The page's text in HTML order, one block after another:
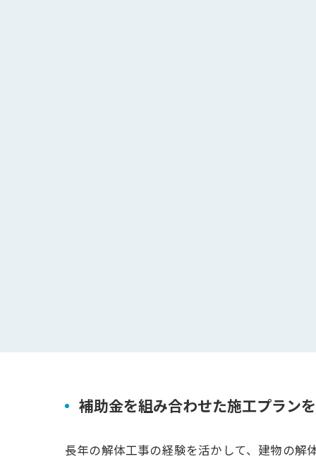
補助金を組み合わせた施工プラン
長年の解体工事の経験を活かして、建物の解